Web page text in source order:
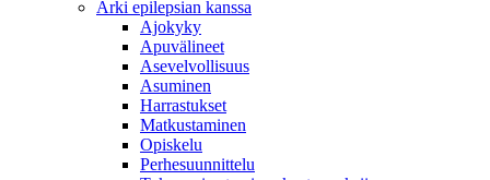
Arki epilepsian kanssa
Ajokyky
Apuvälineet
Asevelvollisuus
Asuminen
Harrastukset
Matkustaminen
Opiskelu
Perhesuunnittelu